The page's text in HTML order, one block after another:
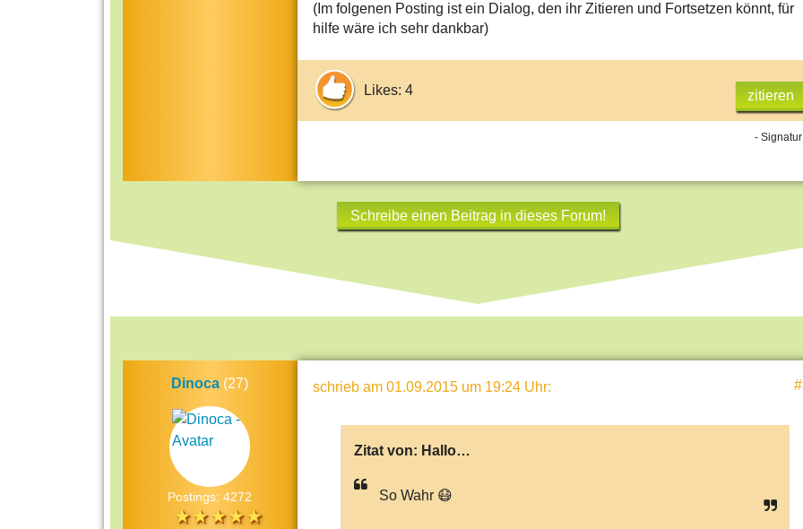
Länderlexikon
(Im folgenen Posting ist ein Dialog, den ihr Zitieren und Fortsetzen könnt, für
hilfe wäre ich sehr dankbar)
Likes: 4 zitieren
-
Schreibe einen Beitrag in dieses Forum!
Dinoca (27)
Postings: 4272
schrieb am 01.09.2015 um 19:24 Uhr:
Zitat von: Hallo…
So Wahr 😷